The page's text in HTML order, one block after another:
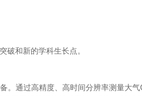
和新的学科生长点。
过高精度、高时间分辨率测量大气